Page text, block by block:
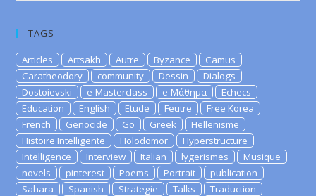
TAGS
Articles Artsakh Autre Byzance
Camus
Caratheodory
community Dessin
Dialogs
Dostoievski
e-Masterclass e-Μάθημα
Echecs
Education
English Etude Feutre
Free Korea
French
Genocide Go Greek
Hellenisme
Histoire Intelligente
Holodomor
Hyperstructure
Intelligence
Interview Italian lygerismes
Musique
novels
pinterest Poems Portrait
publication
Sahara
Spanish Strategie Talks
Traduction